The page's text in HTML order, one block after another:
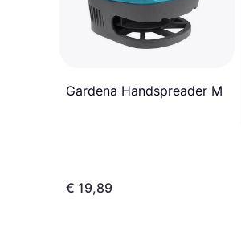
Gardena Handspreader M
€ 19,89